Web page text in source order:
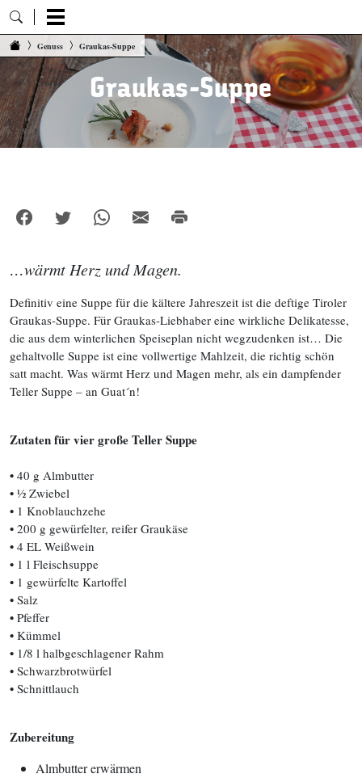
Zum Inhalt springen
Genuss Graukas-Suppe
Graukas-Suppe
…wärmt Herz und Magen.
Definitiv eine Suppe für die kältere Jahreszeit ist die deftige Tiroler
Graukas-Suppe. Für Graukas-Liebhaber eine wirkliche Delikatesse,
die aus dem winterlichen Speiseplan nicht wegzudenken ist… Die
gehaltvolle Suppe ist eine vollwertige Mahlzeit, die richtig schön
satt macht. Was wärmt Herz und Magen mehr, als ein dampfender
Teller Suppe – an Guat´n!
Zutaten für vier große Teller Suppe
• 40 g Almbutter
• ½ Zwiebel
• 1 Knoblauchzehe
• 200 g gewürfelter, reifer Graukäse
• 4 EL Weißwein
• 1 l Fleischsuppe
• 1 gewürfelte Kartoffel
• Salz
• Pfeffer
• Kümmel
• 1/8 l halbgeschlagener Rahm
• Schwarzbrotwürfel
• Schnittlauch
Zubereitung
Almbutter erwärmen